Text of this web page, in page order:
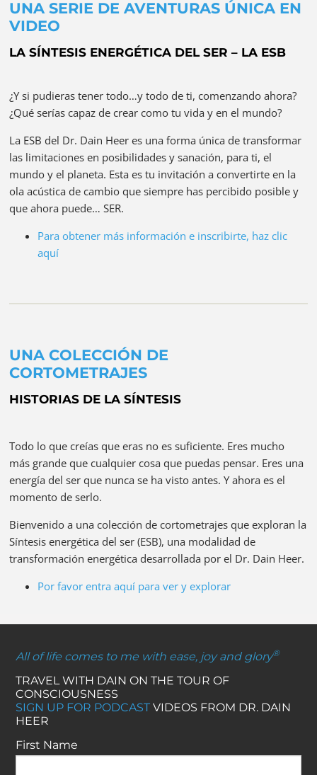
UNA SERIE DE AVENTURAS ÚNICA EN
VIDEO
LA SÍNTESIS ENERGÉTICA DEL SER – LA ESB
¿Y si pudieras tener todo…y todo de ti, comenzando ahora?
¿Qué serías capaz de crear como tu vida y en el mundo?
La ESB del Dr. Dain Heer es una forma única de transformar
las limitaciones en posibilidades y sanación, para ti, el
mundo y el planeta. Esta es tu invitación a convertirte en la
ola acústica de cambio que siempre has percibido posible y
que ahora puede… SER.
Para obtener más información e inscribirte, haz clic
aquí
UNA COLECCIÓN DE
CORTOMETRAJES
HISTORIAS DE LA SÍNTESIS
Todo lo que creías que eras no es suficiente. Eres mucho
más grande que cualquier cosa que puedas pensar. Eres una
energía del ser que nunca se ha visto antes. Y ahora es el
momento de serlo.
Bienvenido a una colección de cortometrajes que exploran la
Síntesis energética del ser (ESB), una modalidad de
transformación energética desarrollada por el Dr. Dain Heer.
Por favor entra aquí para ver y explorar
All of life comes to me with ease, joy and glory®
TRAVEL WITH DAIN ON THE TOUR OF
CONSCIOUSNESS
SIGN UP FOR PODCASTVIDEOS FROM DR. DAIN
HEER
First Name